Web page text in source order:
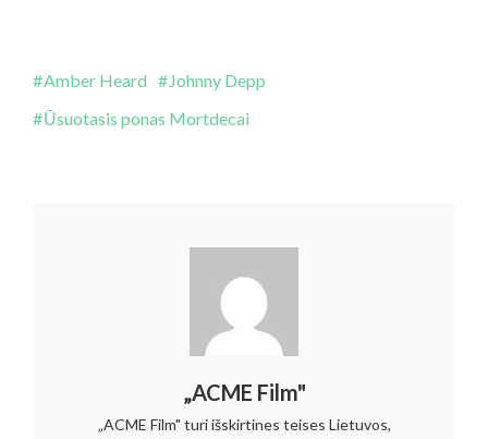
Amber Heard
Johnny Depp
Ūsuotasis ponas Mortdecai
„ACME Film"
„ACME Film" turi išskirtines teises Lietuvos,